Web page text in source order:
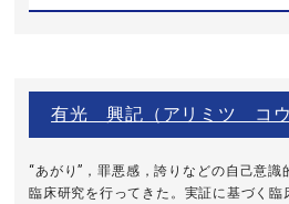
有光 興記（アリミツ コウ
“あがり”，罪悪感，誇りなどの自己意
臨床研究を行ってきた。実証に基づく